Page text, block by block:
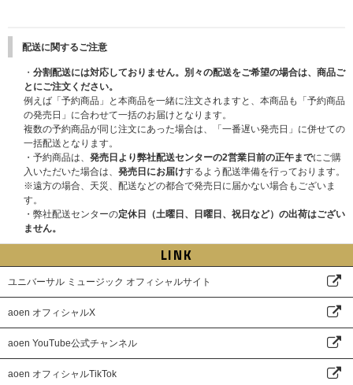
配送に関するご注意
・ 分割配送には対応しておりません。別々の配送をご希望の場合は、商品ご
とにご注文ください。
例えば「予約商品」と本商品を一緒に注文されますと、本商品も「予約商品
の発売日」に合わせて一括のお届けとなります。
複数の予約商品が同じ注文にあった場合は、「一番遅い発売日」に併せての
一括配送となります。
・予約商品は、 発売日より弊社配送センターの2営業日前の正午までにご購
入いただいた場合は、 発売日にお届けするよう配送準備を行っております。
※遠方の場合、天災、配送などの都合で発売日に届かない場合もございま
す。
・弊社配送センターの定休日（土曜日、日曜日、祝日など）の出荷はござい
ません。
LINK
ユニバーサル ミュージック オフィシャルサイト
aoen オフィシャルX
aoen YouTube公式チャンネル
aoen オフィシャルTikTok